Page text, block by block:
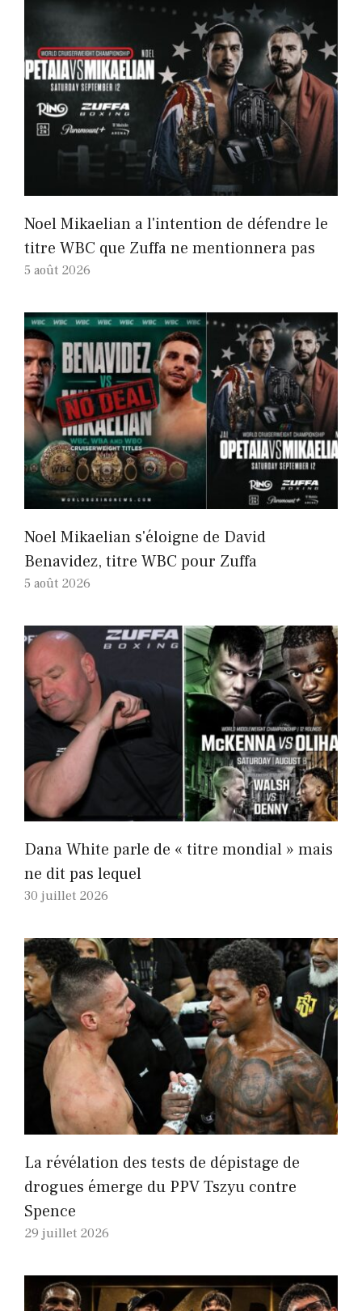
Noel Mikaelian a l'intention de défendre le
titre WBC que Zuffa ne mentionnera pas
5 août 2026
Noel Mikaelian s'éloigne de David
Benavidez, titre WBC pour Zuffa
5 août 2026
Dana White parle de « titre mondial » mais
ne dit pas lequel
30 juillet 2026
La révélation des tests de dépistage de
drogues émerge du PPV Tszyu contre
Spence
29 juillet 2026